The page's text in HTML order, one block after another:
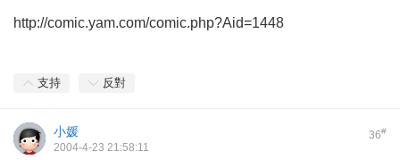
http://comic.yam.com/comic.php?Aid=1448
支持 反對
36#
小媛
2004-4-23 21:58:11